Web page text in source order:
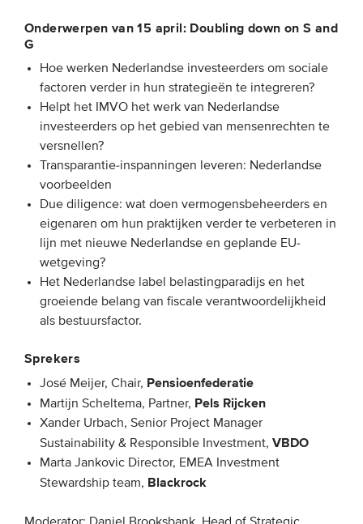
WAT WE DOEN
Engagement
CONTACT
UITGEBREID ZOEKEN
Onderwerpen van 15 april: Doubling down on S and
G
Hoe werken Nederlandse investeerders om sociale
factoren verder in hun strategieën te integreren?
Helpt het IMVO het werk van Nederlandse
investeerders op het gebied van mensenrechten te
versnellen?
Transparantie-inspanningen leveren: Nederlandse
voorbeelden
Due diligence: wat doen vermogensbeheerders en
eigenaren om hun praktijken verder te verbeteren in
lijn met nieuwe Nederlandse en geplande EU-
wetgeving?
Het Nederlandse label belastingparadijs en het
groeiende belang van fiscale verantwoordelijkheid
als bestuursfactor.
Sprekers
José Meijer, Chair, Pensioenfederatie
Martijn Scheltema, Partner, Pels Rijcken
Xander Urbach, Senior Project Manager
Sustainability & Responsible Investment,VBDO
Marta Jankovic Director, EMEA Investment
Stewardship team, Blackrock